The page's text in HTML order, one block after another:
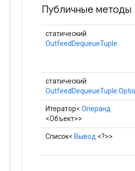
Публичные методы
статический
OutfeedDequeueTuple
статический
Итератор< Операнд
<Объект>>
Список< Вывод <?>>